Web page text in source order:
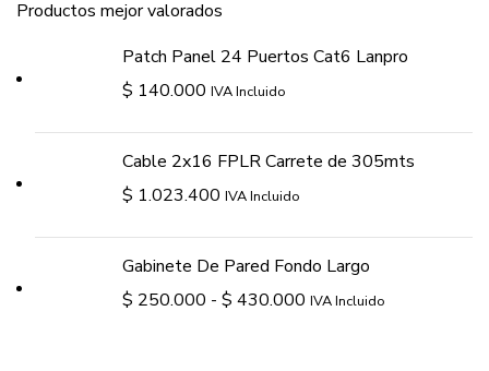
Productos mejor valorados
Patch Panel 24 Puertos Cat6 Lanpro
$ 140.000 IVA Incluido
Cable 2x16 FPLR Carrete de 305mts
$ 1.023.400 IVA Incluido
Gabinete De Pared Fondo Largo
$ 250.000 - $ 430.000 IVA Incluido